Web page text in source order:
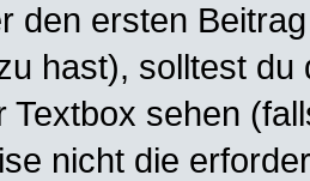
den ersten
hast), solltest
Textbox sehen
nicht die